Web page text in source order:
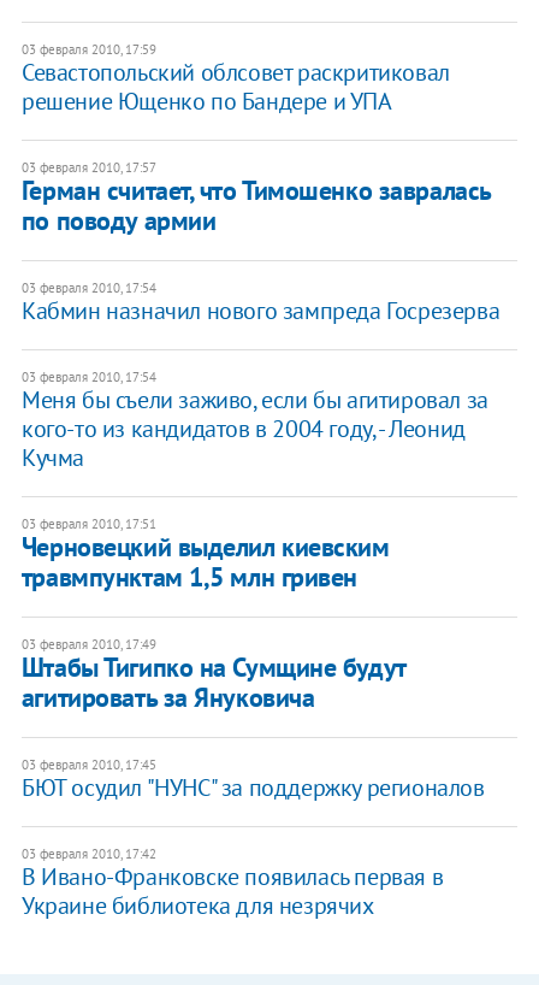
03 февраля 2010, 17:59
Севастопольский облсовет раскритиковал
решение Ющенко по Бандере и УПА
03 февраля 2010, 17:57
Герман считает, что Тимошенко завралась
по поводу армии
03 февраля 2010, 17:54
Кабмин назначил нового зампреда Госрезерва
03 февраля 2010, 17:54
Меня бы съели заживо, если бы агитировал за
кого-то из кандидатов в 2004 году, - Леонид
Кучма
03 февраля 2010, 17:51
Черновецкий выделил киевским
травмпунктам 1,5 млн гривен
03 февраля 2010, 17:49
Штабы Тигипко на Сумщине будут
агитировать за Януковича
03 февраля 2010, 17:45
БЮТ осудил "НУНС" за поддержку регионалов
03 февраля 2010, 17:42
В Ивано-Франковске появилась первая в
Украине библиотека для незрячих